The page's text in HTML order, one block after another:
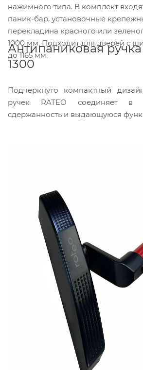
нажимного типа. В комплект
паник-бар, установочные
перекладина красного или
1000 мм. Подходит для дверей с
до 1165 мм.
Антипаниковая ручка
1300
Подчеркнуто компактный
ручек RATEO соединяет в
сдержанность и выдающуюся